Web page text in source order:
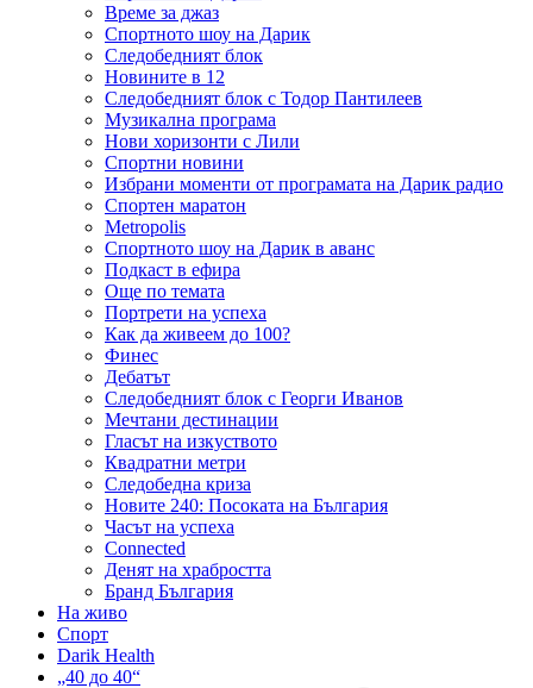
Време за джаз
Спортното шоу на Дарик
Следобедният блок
Новините в 12
Следобедният блок с Тодор Пантилеев
Музикална програма
Нови хоризонти с Лили
Спортни новини
Избрани моменти от програмата на Дарик радио
Спортен маратон
Metropolis
Спортното шоу на Дарик в аванс
Подкаст в ефира
Още по темата
Портрети на успеха
Как да живеем до 100?
Финес
Дебатът
Следобедният блок с Георги Иванов
Мечтани дестинации
Гласът на изкуството
Квадратни метри
Следобедна криза
Новите 240: Посоката на България
Часът на успеха
Connected
Денят на храбростта
Бранд България
На живо
Спорт
Darik Health
„40 до 40“